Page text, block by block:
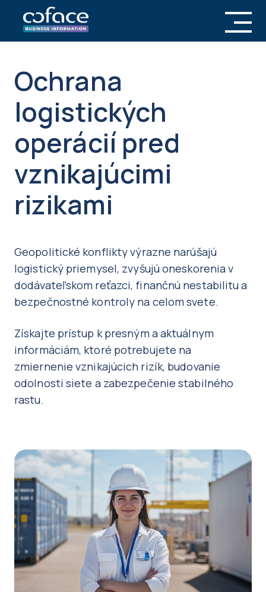
Ochrana
logistických
operácií pred
vznikajúcimi
rizikami
Geopolitické konflikty výrazne narúšajú
logistický priemysel, zvyšujú oneskorenia v
dodávateľskom reťazci, finančnú nestabilitu a
bezpečnostné kontroly na celom svete.
Získajte prístup k presným a aktuálnym
informáciám, ktoré potrebujete na
zmiernenie vznikajúcich rizík, budovanie
odolnosti siete a zabezpečenie stabilného
rastu.